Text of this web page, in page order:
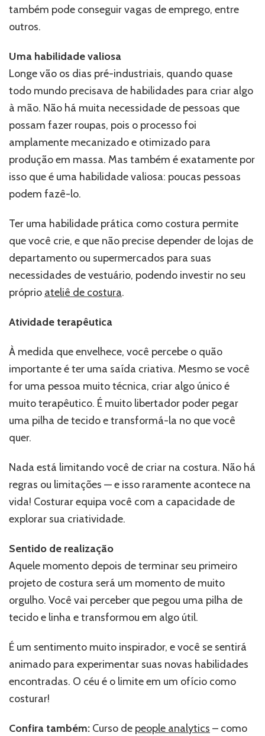
também pode conseguir vagas de emprego, entre
outros.
Uma habilidade valiosa
Longe vão os dias pré-industriais, quando quase
todo mundo precisava de habilidades para criar algo
à mão. Não há muita necessidade de pessoas que
possam fazer roupas, pois o processo foi
amplamente mecanizado e otimizado para
produção em massa. Mas também é exatamente por
isso que é uma habilidade valiosa: poucas pessoas
podem fazê-lo.
Ter uma habilidade prática como costura permite
que você crie, e que não precise depender de lojas de
departamento ou supermercados para suas
necessidades de vestuário, podendo investir no seu
próprio ateliê de costura.
Atividade terapêutica
À medida que envelhece, você percebe o quão
importante é ter uma saída criativa. Mesmo se você
for uma pessoa muito técnica, criar algo único é
muito terapêutico. É muito libertador poder pegar
uma pilha de tecido e transformá-la no que você
quer.
Nada está limitando você de criar na costura. Não há
regras ou limitações — e isso raramente acontece na
vida! Costurar equipa você com a capacidade de
explorar sua criatividade.
Sentido de realização
Aquele momento depois de terminar seu primeiro
projeto de costura será um momento de muito
orgulho. Você vai perceber que pegou uma pilha de
tecido e linha e transformou em algo útil.
É um sentimento muito inspirador, e você se sentirá
animado para experimentar suas novas habilidades
encontradas. O céu é o limite em um ofício como
costurar!
Confira também: Curso de people analytics – como